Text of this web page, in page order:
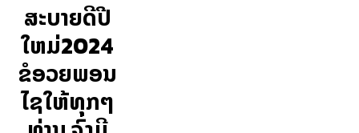
ສະບາຍດີປີ
ໃຫມ່2024
ຂໍອວຍພອນ
ໄຊໃຫ້ທຸກໆ